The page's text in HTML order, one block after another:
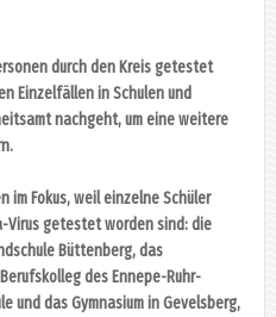
durch den Kreis getestet
Einzelfällen in Schulen und
nachgeht, um eine weitere
im Fokus, weil einzelne Schüler
Virus getestet worden sind: die
Büttenberg, das
des Ennepe-Ruhr-
und das Gymnasium in Gevelsberg,